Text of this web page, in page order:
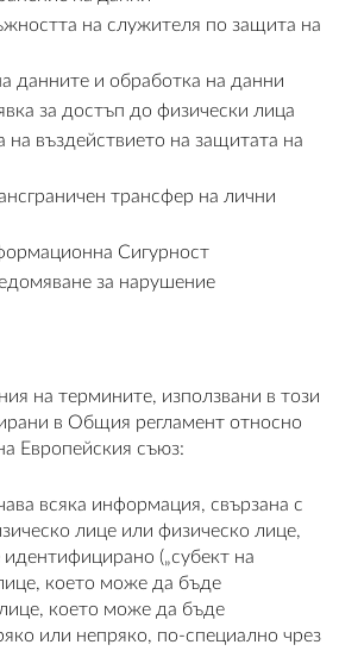
на служителя по защита на
данните и обработка на данни
за достъп до физически лица
на въздействието на защитата на
трансфер на лични
Сигурност
за нарушение
на термините, използвани в този
в Общия регламент относно
Европейския съюз:
всяка информация, свързана с
лице или физическо лице,
(„субект на
което може да бъде
което може да бъде
или непряко, по-специално чрез